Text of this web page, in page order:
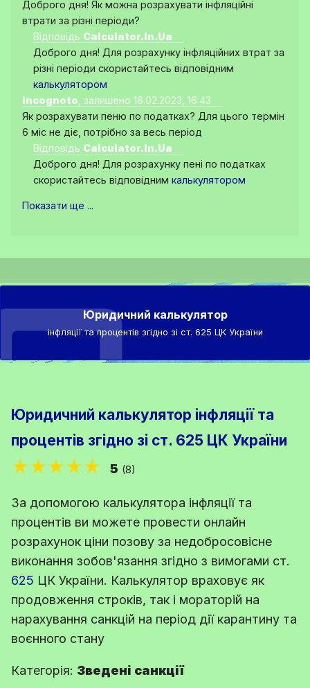
Доброго дня! Як можна розрахувати інфляційні
втрати за різні періоди?
Відповідь Calculator.In.Ua
Доброго дня! Для розрахунку інфляційних втрат за
різні періоди скористайтесь відповідним
калькулятором
incognoto , залишено 16.02.2023, 16:43
Як розрахувати пеню по податках? Для цього термін
6 міс не діє, потрібно за весь період
Відповідь Calculator.In.Ua
Доброго дня! Для розрахунку пені по податках
скористайтесь відповідним калькулятором
Показати ще ...
Юридичний калькулятор
інфляції та процентів згідно зі ст. 625 ЦК України
Юридичний калькулятор інфляції та
процентів згідно зі ст. 625 ЦК України
★★★★★ 5 (8)
За допомогою калькулятора інфляції та
процентів ви можете провести онлайн
розрахунок ціни позову за недобросовісне
виконання зобов'язання згідно з вимогами ст.
625 ЦК України. Калькулятор враховує як
продовження строків, так і мораторій на
нарахування санкцій на період дії карантину та
воєнного стану
Категорія: Зведені санкції